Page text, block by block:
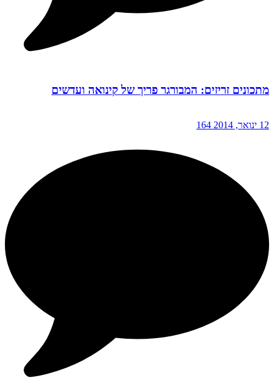
מתכונים זריזים: המבורגר פריך של קינואה ועדשים
12 ינואר, 2014 164